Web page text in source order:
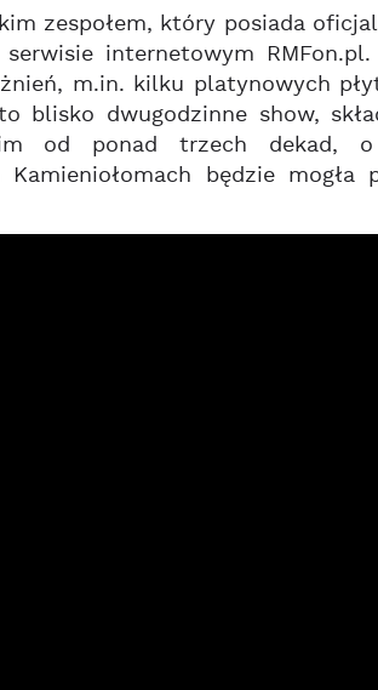
zespołem, który posiada
internetowym
m.in. kilku platynowych
blisko dwugodzinne show,
od ponad trzech dekad,
będzie mogła